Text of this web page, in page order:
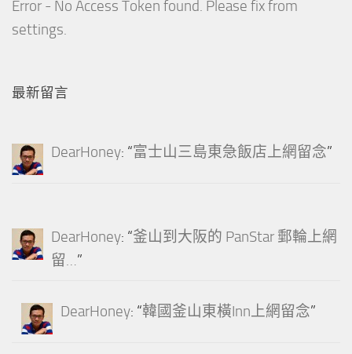
Error - No Access Token found. Please fix from
settings.
最新留言
DearHoney: “富士山三島東急飯店上網留念”
DearHoney: “釜山到大阪的 PanStar 郵輪上網
留…”
DearHoney: “韓國釜山東橫Inn上網留念”